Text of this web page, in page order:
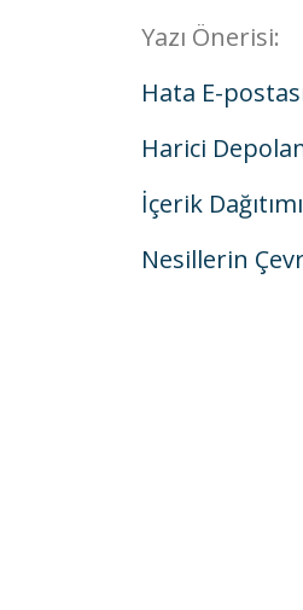
Yazı Önerisi:
Hata E-
Harici
İçerik
Nesillerin